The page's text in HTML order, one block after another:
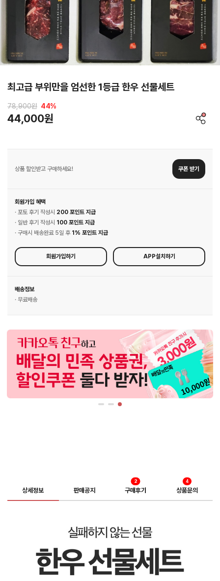
최고급 부위만을 엄선한 1등급 한우 선물세트
78,900원 44%
44,000원
상품 할인받고 구매하세요! 쿠폰 받기
회원가입 혜택
· 포토 후기 작성시 200 포인트 지급
· 일반 후기 작성시 100 포인트 지급
· 구매시 배송완료 5일 후 1% 포인트 지급
회원가입하기 APP설치하기
배송정보
· 무료배송
상세정보 판매공지 구매후기
2
상품문의
4